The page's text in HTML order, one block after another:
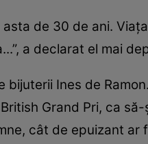
de 30 de ani.
a declarat el mai
Ines de
Grand Pri, ca să-
cât de epuizant ar